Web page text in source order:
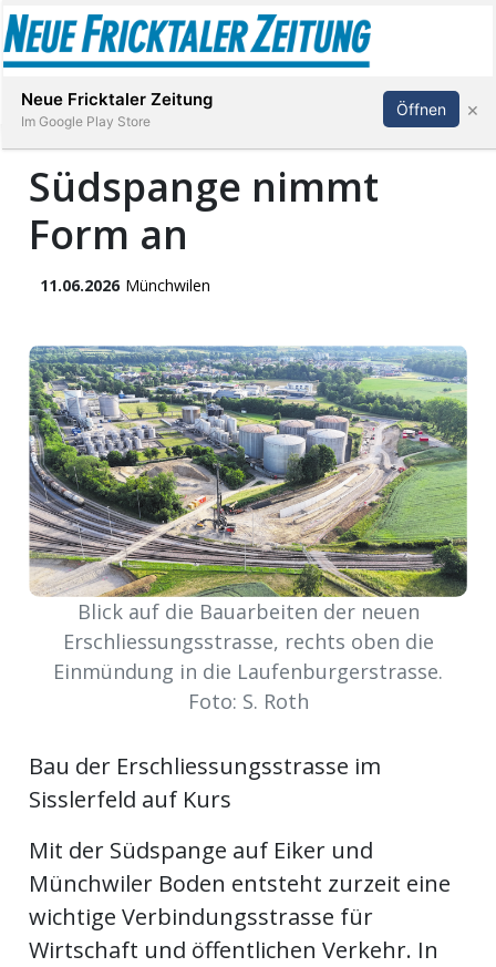
E-
Paper
App
Abonnieren Anmelden
Südspange nimmt
Form an
11.06.2026 Münchwilen
Blick auf die Bauarbeiten der neuen
Erschliessungsstrasse, rechts oben die
Einmündung in die Laufenburgerstrasse.
Foto: S. Roth
Bau der Erschliessungsstrasse im
Sisslerfeld auf Kurs
Mit der Südspange auf Eiker und
Münchwiler Boden entsteht zurzeit eine
wichtige Verbindungsstrasse für
Wirtschaft und öffentlichen Verkehr. In
Neue Fricktaler Zeitung
Im Google Play Store
Öffnen ×